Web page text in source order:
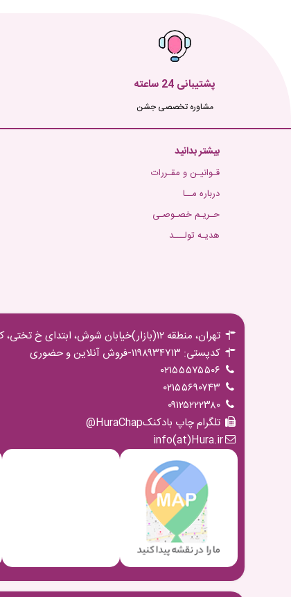
پشتیبانی 24 ساعته
مشاوره تخصصی جشن
بیشتر بدانید
قـوانیـن و مقـررات
درباره مــا
حـریـم خصـوصـی
هدیـه تولـــد
تهران، منطقه ۱۲(بازار)خیابان شوش، ابتدای خ تختی، ک برادران مجیدی،پ ۱۶ ط اول
کدپستی: ۱۱۹۸۹۳۴۷۱۳-فروش آنلاین و حضوری
۰۲۱۵۵۵۷۵۵۰۶
۰۲۱۵۵۶۹۰۷۴۳
۰۹۱۲۵۲۲۲۳۸۰
تلگرام چاپ بادکنکHuraChap@
info(at)Hura.ir